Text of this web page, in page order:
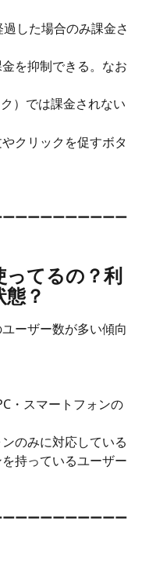
した場合のみ課金さ
を抑制できる。なお
）では課金されない
クリックを促すボタ
ーーーーーーーーー
てるの？利
？
ーザー数が多い傾向
・スマートフォンの
のみに対応している
持っているユーザー
ーーーーーーーーー